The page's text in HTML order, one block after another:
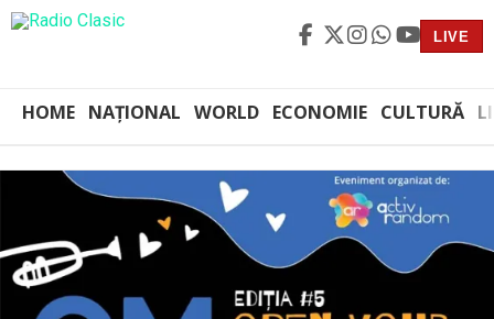
LIVE
HOME NAȚIONAL WORLD ECONOMIE CULTURĂ